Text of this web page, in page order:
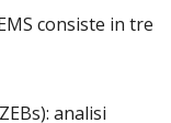
consiste in tre
: analisi